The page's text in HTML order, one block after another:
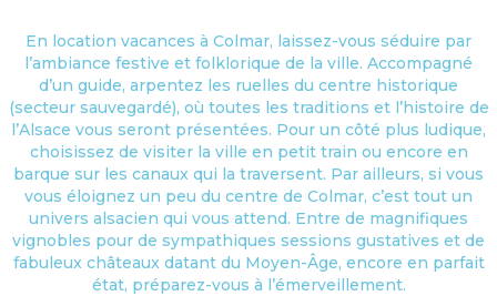
En location vacances à Colmar, laissez-vous séduire par
l’ambiance festive et folklorique de la ville. Accompagné
d’un guide, arpentez les ruelles du centre historique
(secteur sauvegardé), où toutes les traditions et l’histoire de
l’Alsace vous seront présentées. Pour un côté plus ludique,
choisissez de visiter la ville en petit train ou encore en
barque sur les canaux qui la traversent. Par ailleurs, si vous
vous éloignez un peu du centre de Colmar, c’est tout un
univers alsacien qui vous attend. Entre de magnifiques
vignobles pour de sympathiques sessions gustatives et de
fabuleux châteaux datant du Moyen-Âge, encore en parfait
état, préparez-vous à l’émerveillement.